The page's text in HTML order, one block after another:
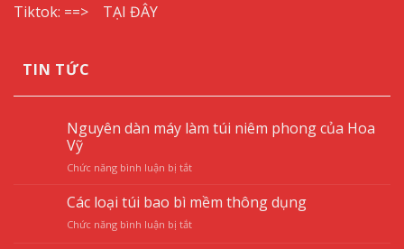
Tiktok: ==> TẠI ĐÂY
TIN TỨC
Nguyên dàn máy làm túi niêm phong của Hoa
Vỹ
Chức năng bình luận bị tắtở
dàn
làm
Các loại túi bao bì mềm thông dụng
Chức năng bình luận bị tắtở